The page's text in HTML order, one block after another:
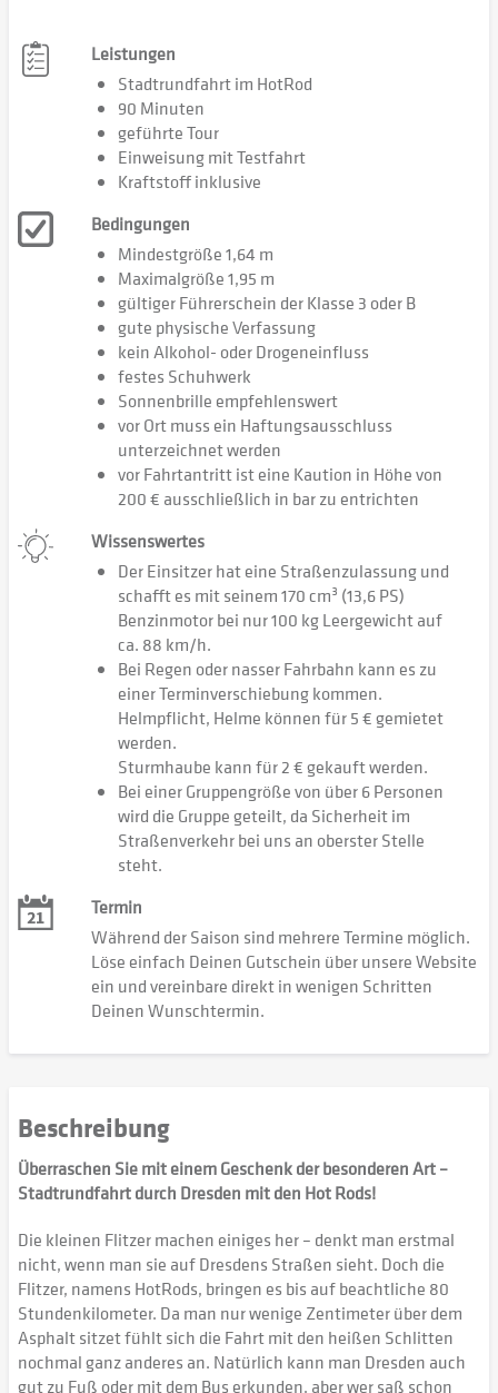
Leistungen
Stadtrundfahrt im HotRod
90 Minuten
geführte Tour
Einweisung mit Testfahrt
Kraftstoff inklusive
Bedingungen
Mindestgröße 1,64 m
Maximalgröße 1,95 m
gültiger Führerschein der Klasse 3 oder B
gute physische Verfassung
kein Alkohol- oder Drogeneinfluss
festes Schuhwerk
Sonnenbrille empfehlenswert
vor Ort muss ein Haftungsausschluss
unterzeichnet werden
vor Fahrtantritt ist eine Kaution in Höhe von
200 € ausschließlich in bar zu entrichten
Wissenswertes
Der Einsitzer hat eine Straßenzulassung und
schafft es mit seinem 170 cm³ (13,6 PS)
Benzinmotor bei nur 100 kg Leergewicht auf
ca. 88 km/h.
Bei Regen oder nasser Fahrbahn kann es zu
einer Terminverschiebung kommen.
Helmpflicht, Helme können für 5 € gemietet
werden.
Sturmhaube kann für 2 € gekauft werden.
Bei einer Gruppengröße von über 6 Personen
wird die Gruppe geteilt, da Sicherheit im
Straßenverkehr bei uns an oberster Stelle
steht.
Termin
Während der Saison sind mehrere Termine möglich.
Löse einfach Deinen Gutschein über unsere Website
ein und vereinbare direkt in wenigen Schritten
Deinen Wunschtermin.
Beschreibung
Überraschen Sie mit einem Geschenk der besonderen Art –
Stadtrundfahrt durch Dresden mit den Hot Rods!
Die kleinen Flitzer machen einiges her – denkt man erstmal
nicht, wenn man sie auf Dresdens Straßen sieht. Doch die
Flitzer, namens HotRods, bringen es bis auf beachtliche 80
Stundenkilometer. Da man nur wenige Zentimeter über dem
Asphalt sitzet fühlt sich die Fahrt mit den heißen Schlitten
nochmal ganz anderes an. Natürlich kann man Dresden auch
gut zu Fuß oder mit dem Bus erkunden, aber wer saß schon